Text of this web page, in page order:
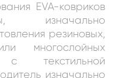
EVA-ковриков
изначально
резиновых,
многослойных
текстильной
изначально